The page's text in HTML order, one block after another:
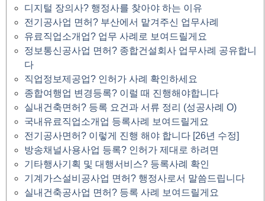
디지털 장의사? 행정사를 찾아야 하는 이유
전기공사업 면허? 부산에서 맡겨주신 업무사례
유료직업소개업? 업무 사례로 보여드릴게요
정보통신공사업 면허? 종합건설회사 업무사례 공유합니
다
직업정보제공업? 인허가 사례 확인하세요
종합여행업 변경등록? 이럴 때 진행해야합니다
실내건축면허? 등록 요건과 서류 정리 (성공사례 O)
국내유료직업소개업 등록사례 보여드릴게요
전기공사면허? 이렇게 진행 해야 합니다 [26년 수정]
방송채널사용사업 등록? 인허가 제대로 하려면
기타행사기획 및 대행서비스? 등록사례 확인
기계가스설비공사업 면허? 행정사로서 말씀드립니다
실내건축공사업 면허? 등록 사례 보여드릴게요